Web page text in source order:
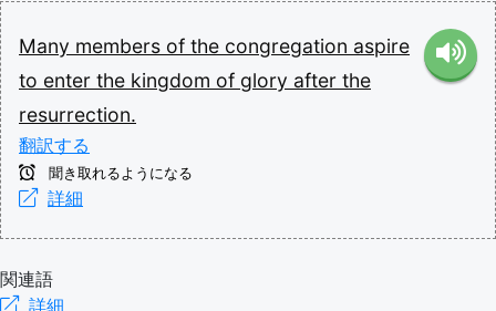
Many members of the congregation aspire
to enter the kingdom of glory after the
resurrection.
翻訳する
聞き取れるようになる
詳細
関連語
詳細